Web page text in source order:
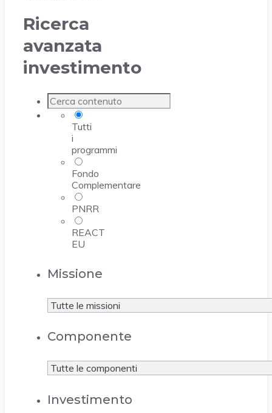
Ricerca
avanzata
investimento
Tutti
i
programmi
Fondo
Complementare
PNRR
REACT
EU
Missione
Componente
Investimento